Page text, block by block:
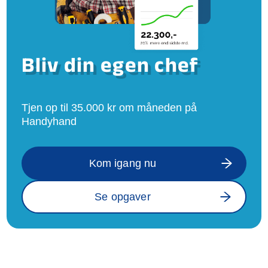
Bliv din egen chef
Tjen op til 35.000 kr om måneden på
Handyhand
Kom igang nu
Se opgaver